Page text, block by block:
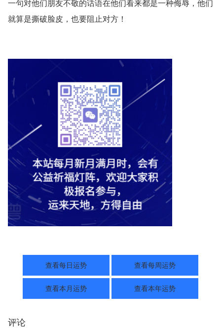
一句对他们朋友不敬的话语在他们看来都是一种侮辱，他们
就算是撕破脸皮，也要阻止对方！
查看每日运势 查看每周运势
查看本月运势 查看本年运势
评论